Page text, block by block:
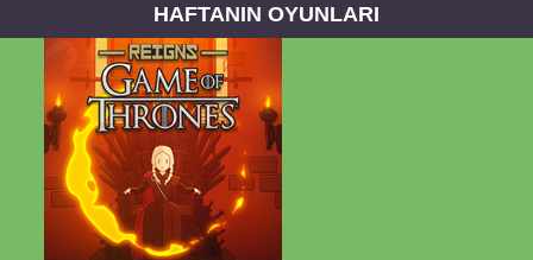
HAFTANIN OYUNLARI